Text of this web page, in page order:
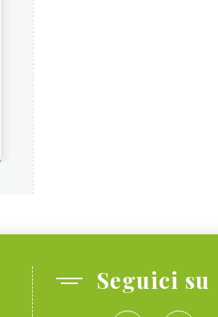
Seguici su